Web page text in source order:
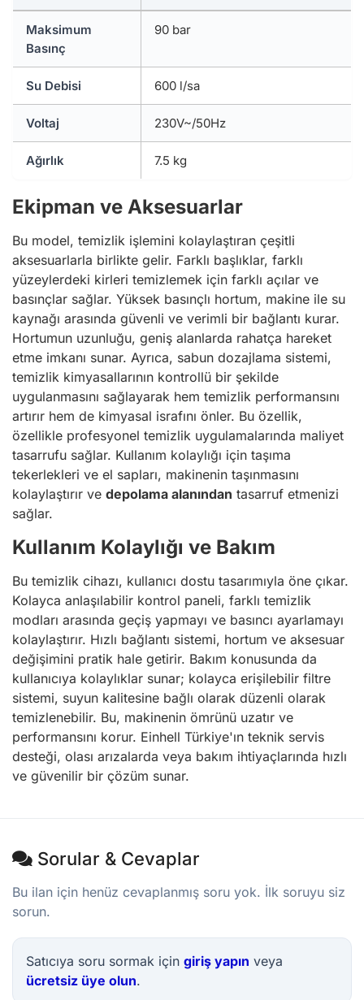
Maksimum
Basınç
90 bar
Su Debisi 600 l/sa
Voltaj 230V~/50Hz
Ağırlık 7.5 kg
Ekipman ve Aksesuarlar
Bu model, temizlik işlemini kolaylaştıran çeşitli
aksesuarlarla birlikte gelir. Farklı başlıklar, farklı
yüzeylerdeki kirleri temizlemek için farklı açılar ve
basınçlar sağlar. Yüksek basınçlı hortum, makine ile su
kaynağı arasında güvenli ve verimli bir bağlantı kurar.
Hortumun uzunluğu, geniş alanlarda rahatça hareket
etme imkanı sunar. Ayrıca, sabun dozajlama sistemi,
temizlik kimyasallarının kontrollü bir şekilde
uygulanmasını sağlayarak hem temizlik performansını
artırır hem de kimyasal israfını önler. Bu özellik,
özellikle profesyonel temizlik uygulamalarında maliyet
tasarrufu sağlar. Kullanım kolaylığı için taşıma
tekerlekleri ve el sapları, makinenin taşınmasını
kolaylaştırır ve depolama alanından tasarruf etmenizi
sağlar.
Kullanım Kolaylığı ve Bakım
Bu temizlik cihazı, kullanıcı dostu tasarımıyla öne çıkar.
Kolayca anlaşılabilir kontrol paneli, farklı temizlik
modları arasında geçiş yapmayı ve basıncı ayarlamayı
kolaylaştırır. Hızlı bağlantı sistemi, hortum ve aksesuar
değişimini pratik hale getirir. Bakım konusunda da
kullanıcıya kolaylıklar sunar; kolayca erişilebilir filtre
sistemi, suyun kalitesine bağlı olarak düzenli olarak
temizlenebilir. Bu, makinenin ömrünü uzatır ve
performansını korur. Einhell Türkiye'ın teknik servis
desteği, olası arızalarda veya bakım ihtiyaçlarında hızlı
ve güvenilir bir çözüm sunar.
Sorular & Cevaplar
Bu ilan için henüz cevaplanmış soru yok. İlk soruyu siz
sorun.
Satıcıya soru sormak için giriş yapın veya
ücretsiz üye olun.